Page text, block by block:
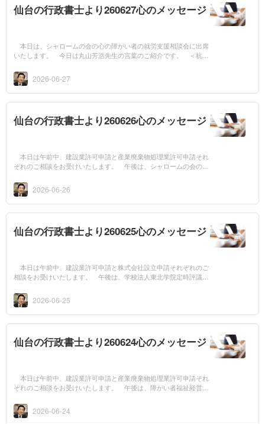
仙台の行政書士より260627心のメッセージ
本日は、シャロームの会の心の障がい者の就労支援相談会に出席
いたします。 今日は丸山芳浩先生の言葉のご紹介です。 ＜杭と
離れた杭に網...
2026-06-27
仙台の行政書士より260626心のメッセージ
本日は午前中、建設業許可申請と産業廃棄物処理業許可申請それ
ぞれのご相談をお受けいたします。 午後は、シャロームの会の会
紹介です。 ...
2026-06-26
仙台の行政書士より260625心のメッセージ
本日は午前中、建設業許可申請と株式会社設立申請それぞれのご
相談をお受けいたします。 午後は、学校法人東北学院定時評議員
＜杭と杭の...
2026-06-25
仙台の行政書士より260624心のメッセージ
本日は午前中、建設業許可申請と産業廃棄物処理業許可申請それ
ぞれのご相談をお受けいたします。 午後は、障がい者福祉経営セ
す。 人は死...
2026-06-24